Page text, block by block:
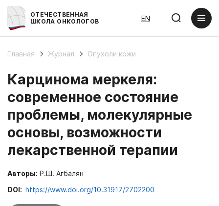
ОТЕЧЕСТВЕННАЯ
ШКОЛА ОНКОЛОГОВ
EN
Главная Журнал Опухоли кожи
Карцинома меркеля:
современное состояние
проблемы, молекулярные
основы, возможности
лекарственной терапии
Авторы: Р.Ш. Агбалян
DOI: https://www.doi.org/10.31917/2702200